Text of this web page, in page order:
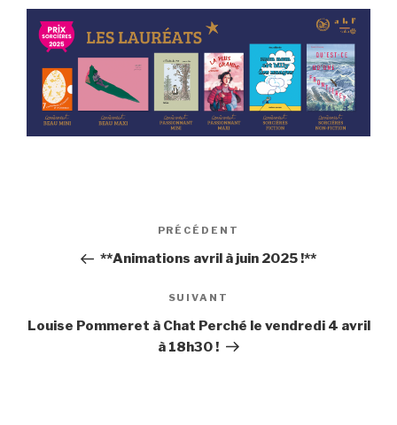
l’article
Article
précédent
PRÉCÉDENT
**Animations avril à juin 2025 !**
Article
suivant
SUIVANT
Louise Pommeret à Chat Perché le vendredi 4 avril
à 18h30 !